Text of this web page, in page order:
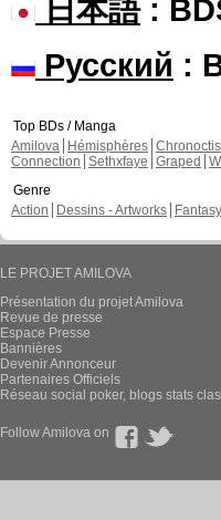
日本語:
Русский :
Top BDs / Manga
Amilova
Hémisphères
Connection Sethxfaye Graped
Genre
Action
Dessins - Artworks
LE PROJET AMILOVA
Présentation du projet Amilova
Revue de presse
Espace Presse
Bannières
Devenir Annonceur
Partenaires Officiels
Réseau social poker, blogs stats
Follow Amilova on